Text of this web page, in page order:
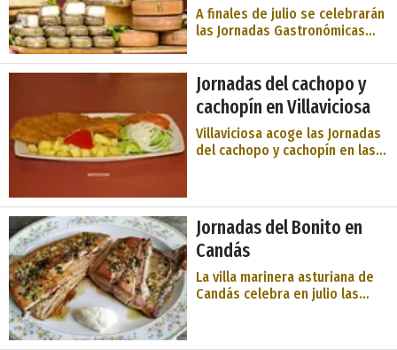
A finales de julio se celebrarán
las Jornadas Gastronómicas
estrella el queso. El verdadero
protagonista del evento. Son
diversos los restaurantes que
durante todo el fin de semana
ofertarán menús y pin ...
Jornadas del cachopo y
cachopín en Villaviciosa
Villaviciosa acoge las Jornadas
del cachopo y cachopín en las
variedades de cachopos y
cachopines. Establecimientos
habituales: El Desembarco
Casa de ComidasPlaza del
Ayuntamien ...
Jornadas del Bonito en
Candás
La villa marinera asturiana de
Candás celebra en julio las